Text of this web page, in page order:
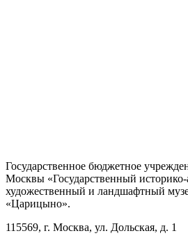
Государственное бюджетное
Москвы «Государственный
художественный и ландшафтный
«Царицыно».
115569, г. Москва, ул. Дольская, д. 1